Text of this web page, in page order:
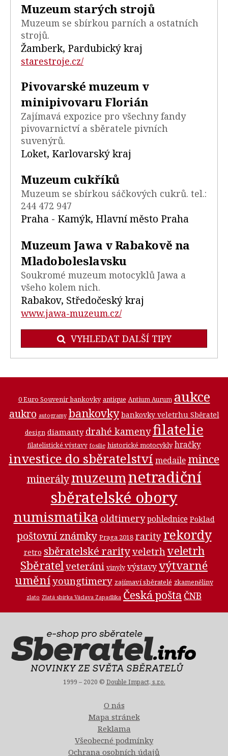
Muzeum starých strojů
Muzeum se sbírkou parních a ostatních
strojů.
Žamberk, Pardubický kraj
starestroje.cz/
Pivovarské muzeum v
minipivovaru Florián
Zajímavá expozice pro všechny fandy
pivovarnictví a sběratele pivních
suvenýrů.
Loket, Karlovarský kraj
Muzeum cukříků
Muzeum se sbírkou sáčkových cukrů. tel.:
244 472 947
Praha - Kamýk, Hlavní město Praha
Muzeum Jawa v Rabakově na
Mladoboleslavsku
Soukromé muzeum motocyklů Jawa a
všeho kolem nich.
Rabakov, Středočeský kraj
www.jawa-muzeum.cz/
VYHLEDAT DALŠÍ TIPY
0 Euro Souvenir bankovky antique Antium Aurum aukce
aukro autogramy bankovky bankovky veletrhu Sběratel
design diamanty drahé kamenyfilatelie
filatelistické výstavy fosilie historické motocykly hračky
investice do sběratelství medaile mince
minerálymuzeumnetradiční
sběratelské obory
numismatika oldtimery pohlednice Poklad
poštovní známky Praga 2018 rarity rekordy
retro sběratelské rarityveletrhveletrh
Sběratelveteráni vinyly výstavyvýtvarné
uměníyoungtimery zajímaví sběratelé zkameněliny
zlato Zlatá sbírka Václava Zapadlíka Česká pošta ČNB
1999 – 2020 © Double Impact, s.r.o.
O nás
Mapa stránek
Reklama
Všeobecné podmínky
Ochrana osobních údajů